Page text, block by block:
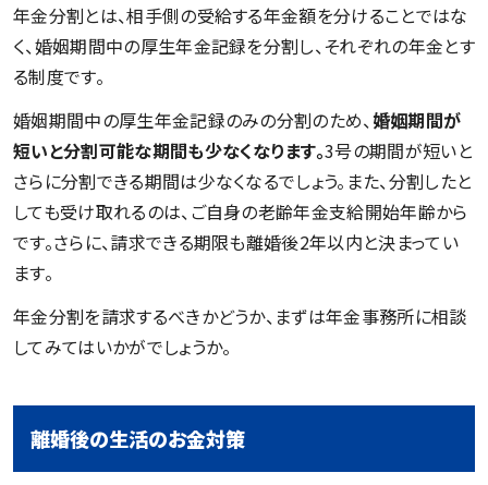
年金分割とは、相手側の受給する年金額を分けることではな
く、婚姻期間中の厚生年金記録を分割し、それぞれの年金とす
る制度です。
婚姻期間中の厚生年金記録のみの分割のため、婚姻期間が
短いと分割可能な期間も少なくなります。3号の期間が短いと
さらに分割できる期間は少なくなるでしょう。また、分割したと
しても受け取れるのは、ご自身の老齢年金支給開始年齢から
です。さらに、請求できる期限も離婚後2年以内と決まってい
ます。
年金分割を請求するべきかどうか、まずは年金事務所に相談
してみてはいかがでしょうか。
離婚後の生活のお金対策